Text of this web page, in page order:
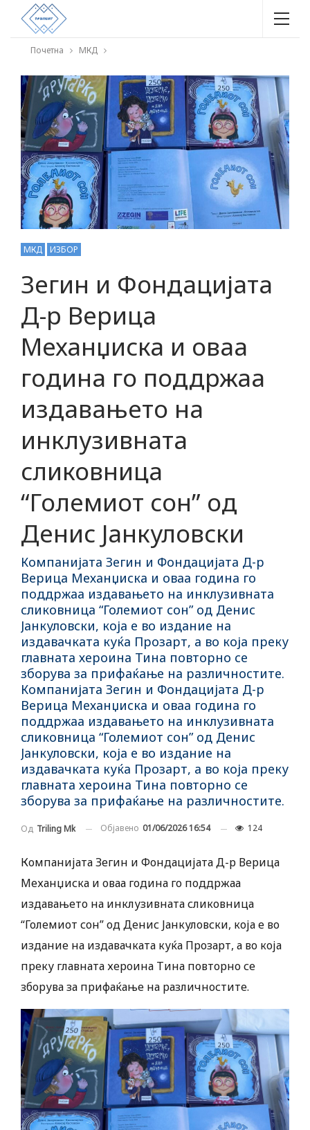
Почетна МКД
МКД ИЗБОР
Зегин и Фондацијата
Д-р Верица
Механџиска и оваа
година го поддржаа
издавањето на
инклузивната
сликовница
“Големиот сон” од
Денис Јанкуловски
Компанијата Зегин и Фондацијата Д-р
Верица Механџиска и оваа година го
поддржаа издавањето на инклузивната
сликовница “Големиот сон” од Денис
Јанкуловски, која е во издание на
издавачката куќа Прозарт, а во која преку
главната хероина Тина повторно се
зборува за прифаќање на различностите.
Компанијата Зегин и Фондацијата Д-р
Верица Механџиска и оваа година го
поддржаа издавањето на инклузивната
сликовница “Големиот сон” од Денис
Јанкуловски, која е во издание на
издавачката куќа Прозарт, а во која преку
главната хероина Тина повторно се
зборува за прифаќање на различностите.
Од Triling Mk Објавено 01/06/2026 16:54 124
Компанијата Зегин и Фондацијата Д-р Верица
Механџиска и оваа година го поддржаа
издавањето на инклузивната сликовница
“Големиот сон” од Денис Јанкуловски, која е во
издание на издавачката куќа Прозарт, а во која
преку главната хероина Тина повторно се
зборува за прифаќање на различностите.